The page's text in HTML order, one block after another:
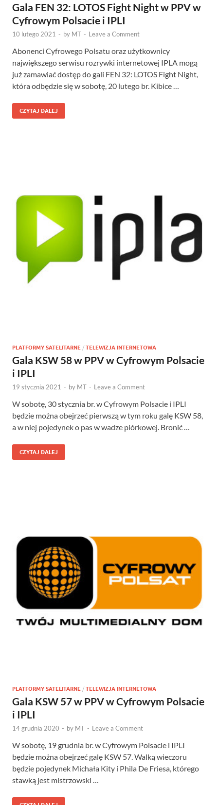
Gala FEN 32: LOTOS Fight Night w PPV w
Cyfrowym Polsacie i IPLI
10 lutego 2021 - by MT - Leave a Comment
Abonenci Cyfrowego Polsatu oraz użytkownicy
największego serwisu rozrywki internetowej IPLA mogą
już zamawiać dostęp do gali FEN 32: LOTOS Fight Night,
która odbędzie się w sobotę, 20 lutego br. Kibice …
CZYTAJ DALEJ
PLATFORMY SATELITARNE / TELEWIZJA INTERNETOWA
Gala KSW 58 w PPV w Cyfrowym Polsacie
i IPLI
19 stycznia 2021 - by MT - Leave a Comment
W sobotę, 30 stycznia br. w Cyfrowym Polsacie i IPLI
będzie można obejrzeć pierwszą w tym roku galę KSW 58,
a w niej pojedynek o pas w wadze piórkowej. Bronić …
CZYTAJ DALEJ
PLATFORMY SATELITARNE / TELEWIZJA INTERNETOWA
Gala KSW 57 w PPV w Cyfrowym Polsacie
i IPLI
14 grudnia 2020 - by MT - Leave a Comment
W sobotę, 19 grudnia br. w Cyfrowym Polsacie i IPLI
będzie można obejrzeć galę KSW 57. Walką wieczoru
będzie pojedynek Michała Kity i Phila De Friesa, którego
stawką jest mistrzowski …